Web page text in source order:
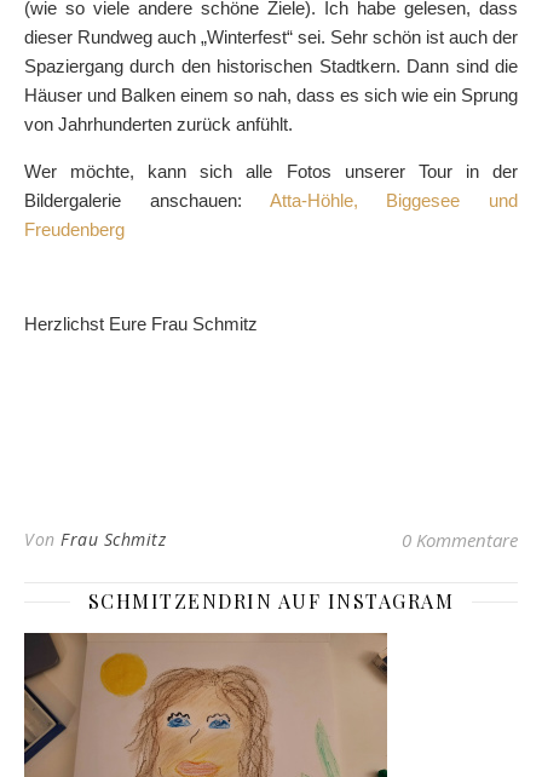
(wie so viele andere schöne Ziele). Ich habe gelesen, dass
dieser Rundweg auch „Winterfest“ sei. Sehr schön ist auch der
Spaziergang durch den historischen Stadtkern. Dann sind die
Häuser und Balken einem so nah, dass es sich wie ein Sprung
von Jahrhunderten zurück anfühlt.
Wer möchte, kann sich alle Fotos unserer Tour in der
Bildergalerie anschauen: Atta-Höhle, Biggesee und
Freudenberg
Herzlichst Eure Frau Schmitz
Von Frau Schmitz 0 Kommentare
SCHMITZENDRIN AUF INSTAGRAM